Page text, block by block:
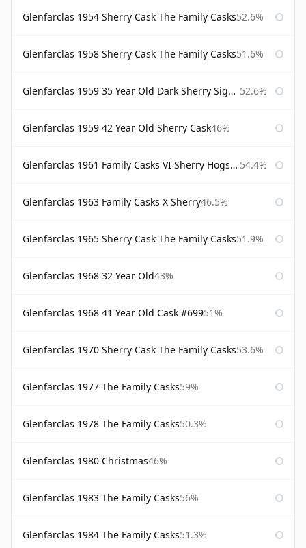
Glenfarclas 1954 Sherry Cask The Family Casks52.6%
Glenfarclas 1958 Sherry Cask The Family Casks51.6%
Glenfarclas 1959 35 Year Old Dark Sherry Signatory 52.6%
Glenfarclas 1959 42 Year Old Sherry Cask46%
Glenfarclas 1961 Family Casks VI Sherry Hogshead #1326 54.4%
Glenfarclas 1963 Family Casks X Sherry46.5%
Glenfarclas 1965 Sherry Cask The Family Casks51.9%
Glenfarclas 1968 32 Year Old43%
Glenfarclas 1968 41 Year Old Cask #69951%
Glenfarclas 1970 Sherry Cask The Family Casks53.6%
Glenfarclas 1977 The Family Casks59%
Glenfarclas 1978 The Family Casks50.3%
Glenfarclas 1980 Christmas46%
Glenfarclas 1983 The Family Casks56%
Glenfarclas 1984 The Family Casks51.3%